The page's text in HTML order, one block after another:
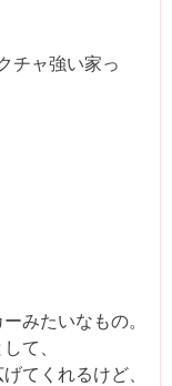
チャ強い家っ
みたいなもの。
て、
てくれるけど、